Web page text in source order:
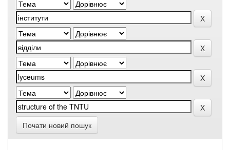
Почати новий пошук